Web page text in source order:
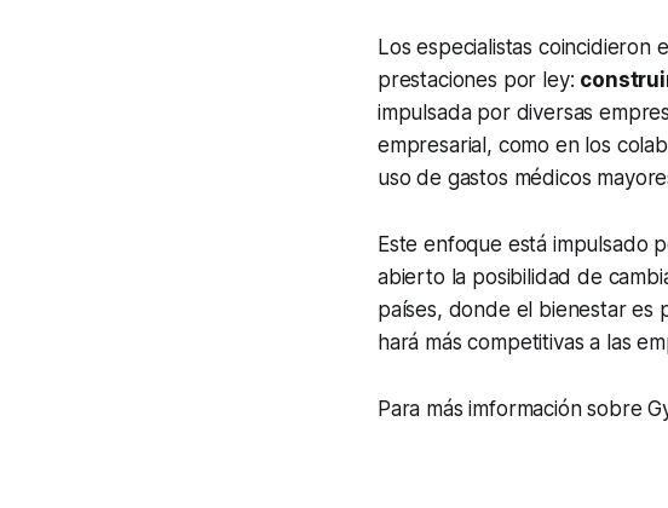
Los especialistas coincidieron
prestaciones por ley:
impulsada por diversas
empresarial, como en los
uso de gastos médicos
Este enfoque está impulsado
abierto la posibilidad de
países, donde el bienestar es
hará más competitivas a las
Para más imformación sobre